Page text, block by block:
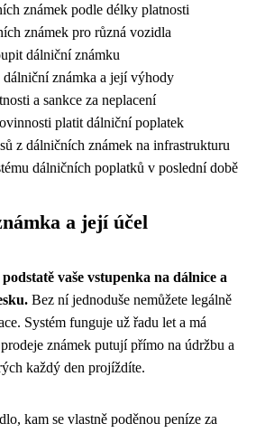
známek podle délky platnosti
známek pro různá vozidla
dálniční známku
známka a její výhody
a sankce za neplacení
platit dálniční poplatek
z dálničních známek na infrastrukturu
dálničních poplatků v poslední době
a její účel
vaše vstupenka na dálnice a
Bez ní jednoduše nemůžete legálně
Systém funguje už řadu let a má
známek putují přímo na údržbu a
každý den projíždíte.
kam se vlastně poděnou peníze za